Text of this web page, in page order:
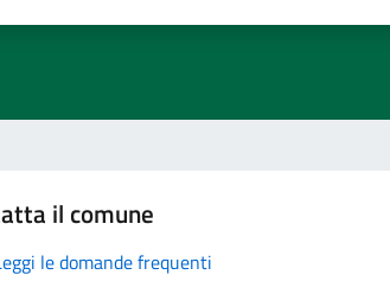
il comune
le domande frequenti